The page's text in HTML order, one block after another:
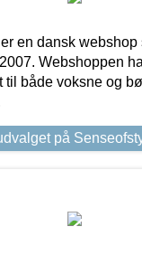
en dansk webshop
Webshoppen
til både voksne og
på